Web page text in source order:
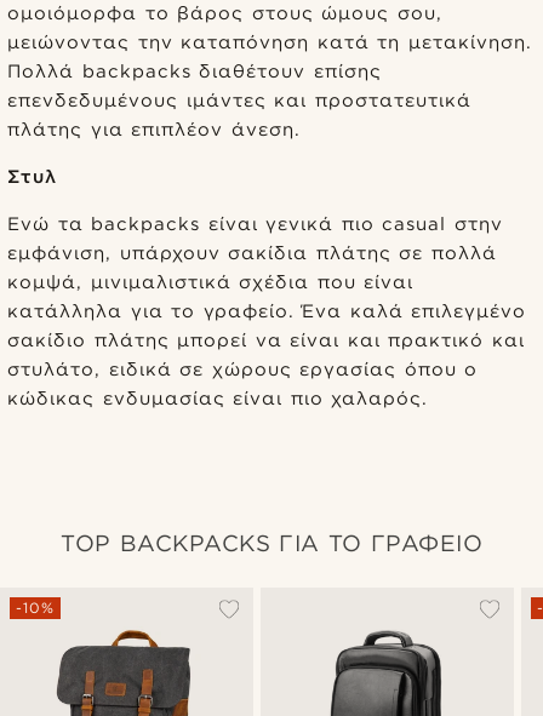
ομοιόμορφα το βάρος στους ώμους σου,
μειώνοντας την καταπόνηση κατά τη μετακίνηση.
Πολλά backpacks διαθέτουν επίσης
επενδεδυμένους ιμάντες και προστατευτικά
πλάτης για επιπλέον άνεση.
Στυλ
Ενώ τα backpacks είναι γενικά πιο casual στην
εμφάνιση, υπάρχουν σακίδια πλάτης σε πολλά
κομψά, μινιμαλιστικά σχέδια που είναι
κατάλληλα για το γραφείο. Ένα καλά επιλεγμένο
σακίδιο πλάτης μπορεί να είναι και πρακτικό και
στυλάτο, ειδικά σε χώρους εργασίας όπου ο
κώδικας ενδυμασίας είναι πιο χαλαρός.
TOP BACKPACKS ΓΙΑ ΤΟ ΓΡΑΦΕΙΟ
-10%